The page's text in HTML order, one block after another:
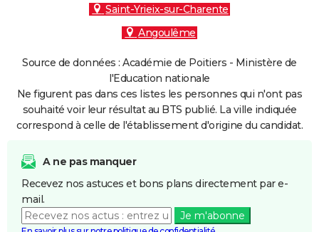
Saint-Yrieix-sur-Charente
Angoulême
Source de données : Académie de Poitiers - Ministère de
l'Education nationale
Ne figurent pas dans ces listes les personnes qui n'ont pas
souhaité voir leur résultat au BTS publié. La ville indiquée
correspond à celle de l'établissement d'origine du candidat.
A ne pas manquer
Recevez nos astuces et bons plans directement par e-
mail.
Je m'abonne